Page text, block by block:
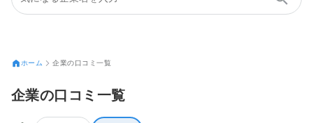
ホーム 企業の口コミ一覧
企業の口コミ一覧